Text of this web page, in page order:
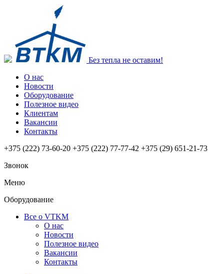
Без тепла не оставим!
О нас
Новости
Оборудование
Полезное видео
Клиентам
Вакансии
Контакты
+375 (222) 73-60-20 +375 (222) 77-77-42 +375 (29) 651-21-73
Звонок
Меню
Оборудование
Все о VTKM
О нас
Новости
Полезное видео
Вакансии
Контакты